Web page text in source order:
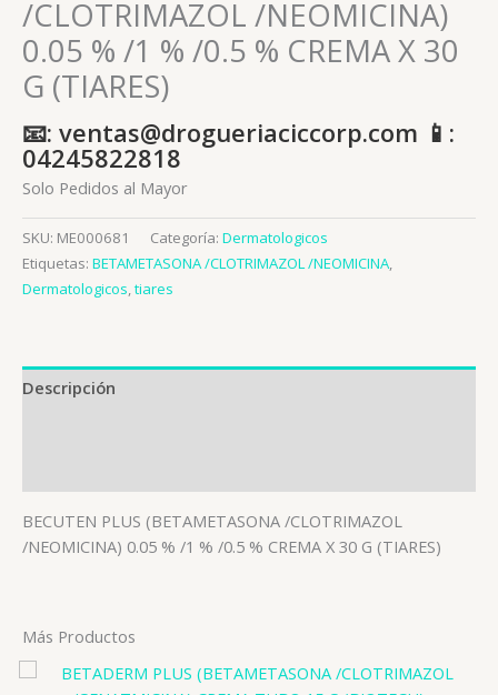
/CLOTRIMAZOL /NEOMICINA)
0.05 % /1 % /0.5 % CREMA X 30
G (TIARES)
📧: ventas@drogueriaciccorp.com 📱:
04245822818
Solo Pedidos al Mayor
SKU: ME000681 Categoría: Dermatologicos
Etiquetas: BETAMETASONA /CLOTRIMAZOL /NEOMICINA,
Dermatologicos,tiares
Descripción
BECUTEN PLUS (BETAMETASONA /CLOTRIMAZOL
/NEOMICINA) 0.05 % /1 % /0.5 % CREMA X 30 G (TIARES)
Más Productos